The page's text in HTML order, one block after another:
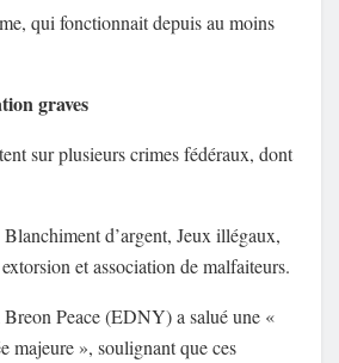
qui fonctionnait depuis au moins
graves
sur plusieurs crimes fédéraux, dont
d’argent, Jeux illégaux,
et association de malfaiteurs.
Peace (EDNY) a salué une «
majeure », soulignant que ces